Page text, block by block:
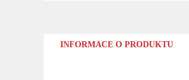
INFORMACE O PRODUKTU